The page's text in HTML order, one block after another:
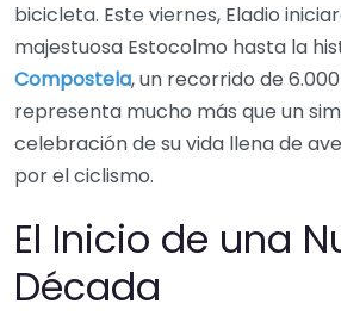
bicicleta. Este viernes, Eladio
majestuosa Estocolmo hasta la
Compostela, un recorrido de
representa mucho más que un
celebración de su vida llena de
por el ciclismo.
El Inicio de una
Década